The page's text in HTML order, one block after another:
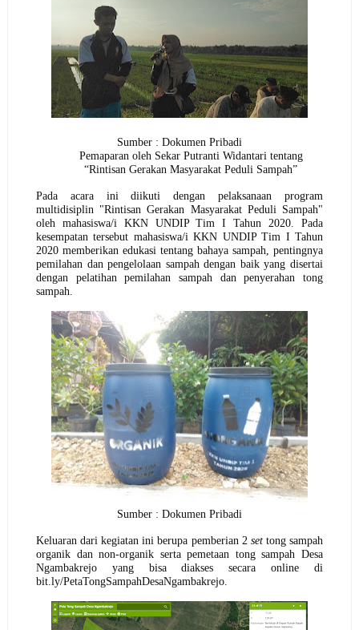
Sumber : Dokumen Pribadi
Pemaparan oleh Sekar Putranti Widantari tentang
“Rintisan Gerakan Masyarakat Peduli Sampah”
Pada acara ini diikuti dengan pelaksanaan program
multidisiplin "Rintisan Gerakan Masyarakat Peduli Sampah"
oleh mahasiswa/i KKN UNDIP Tim I Tahun 2020. Pada
kesempatan tersebut mahasiswa/i KKN UNDIP Tim I Tahun
2020 memberikan edukasi tentang bahaya sampah, pentingnya
pemilahan dan pengelolaan sampah dengan baik yang disertai
dengan pelatihan pemilahan sampah dan penyerahan tong
sampah.
Sumber : Dokumen Pribadi
Keluaran dari kegiatan ini berupa pemberian 2 settong sampah
organik dan non-organik serta pemetaan tong sampah Desa
Ngambakrejo yang bisa diakses secara online di
bit.ly/PetaTongSampahDesaNgambakrejo.